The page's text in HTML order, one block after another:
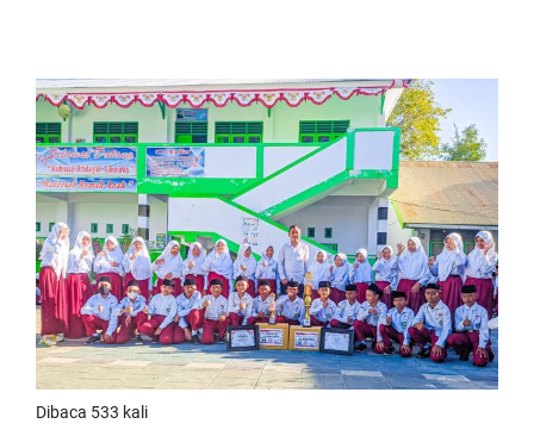
Dibaca 533 kali